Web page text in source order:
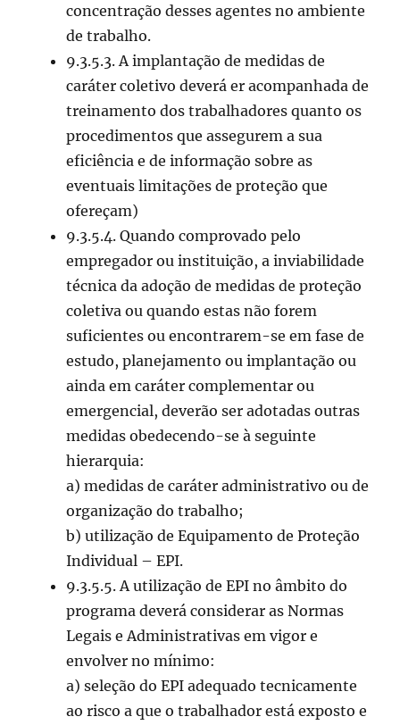
concentração desses agentes no ambiente
de trabalho.
9.3.5.3. A implantação de medidas de
caráter coletivo deverá er acompanhada de
treinamento dos trabalhadores quanto os
procedimentos que assegurem a sua
eficiência e de informação sobre as
eventuais limitações de proteção que
ofereçam)
9.3.5.4. Quando comprovado pelo
empregador ou instituição, a inviabilidade
técnica da adoção de medidas de proteção
coletiva ou quando estas não forem
suficientes ou encontrarem-se em fase de
estudo, planejamento ou implantação ou
ainda em caráter complementar ou
emergencial, deverão ser adotadas outras
medidas obedecendo-se à seguinte
hierarquia:
a) medidas de caráter administrativo ou de
organização do trabalho;
b) utilização de Equipamento de Proteção
Individual – EPI.
9.3.5.5. A utilização de EPI no âmbito do
programa deverá considerar as Normas
Legais e Administrativas em vigor e
envolver no mínimo:
a) seleção do EPI adequado tecnicamente
ao risco a que o trabalhador está exposto e